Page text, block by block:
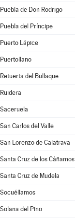
Puebla de Don Rodrigo
Puebla del Príncipe
Puerto Lápice
Puertollano
Retuerta del Bullaque
Ruidera
Saceruela
San Carlos del Valle
San Lorenzo de Calatrava
Santa Cruz de los Cáñamos
Santa Cruz de Mudela
Socuéllamos
Solana del Pino